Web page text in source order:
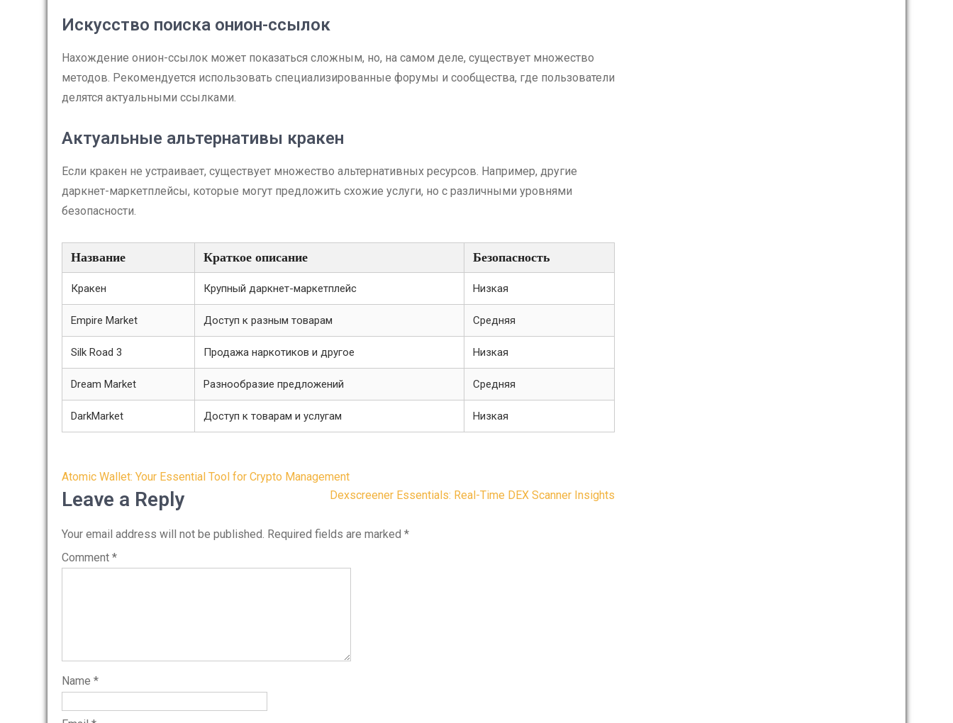
Искусство поиска онион-ссылок
Нахождение онион-ссылок может показаться сложным, но, на самом деле, существует множество
методов. Рекомендуется использовать специализированные форумы и сообщества, где пользователи
делятся актуальными ссылками.
Актуальные альтернативы кракен
Если кракен не устраивает, существует множество альтернативных ресурсов. Например, другие
даркнет-маркетплейсы, которые могут предложить схожие услуги, но с различными уровнями
безопасности.
Название Краткое описание Безопасность
Кракен Крупный даркнет-маркетплейс Низкая
Empire Market Доступ к разным товарам Средняя
Silk Road 3 Продажа наркотиков и другое Низкая
Dream Market Разнообразие предложений Средняя
DarkMarket Доступ к товарам и услугам Низкая
Post
navigation
Atomic Wallet: Your Essential Tool for Crypto Management
Dexscreener Essentials: Real-Time DEX Scanner Insights
Leave a Reply
Your email address will not be published. Required fields are marked *
Comment *
Name *